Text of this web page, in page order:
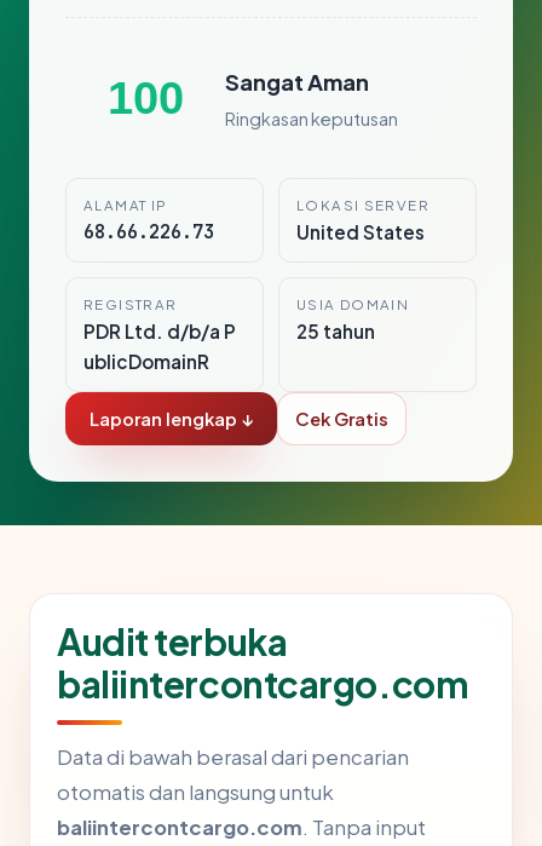
100 Sangat Aman
Ringkasan keputusan
ALAMAT IP
68.66.226.73
LOKASI SERVER
United States
REGISTRAR
PDR Ltd. d/b/a P
ublicDomainR
USIA DOMAIN
25 tahun
Laporan lengkap ↓ Cek Gratis
Audit terbuka
baliintercontcargo.com
Data di bawah berasal dari pencarian
otomatis dan langsung untuk
baliintercontcargo.com. Tanpa input